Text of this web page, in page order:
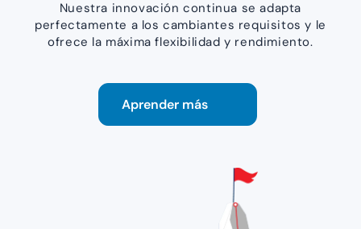
Nuestra innovación continua se adapta
perfectamente a los cambiantes requisitos y le
ofrece la máxima flexibilidad y rendimiento.
Aprender más